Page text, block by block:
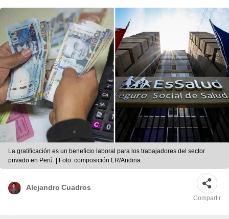
La gratificación es un beneficio laboral para los trabajadores del sector
privado en Perú. | Foto: composición LR/Andina
Alejandro Cuadros
Compartir